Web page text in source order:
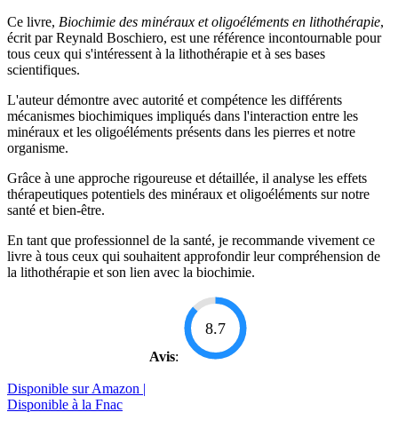
Ce livre, Biochimie des minéraux et oligoéléments en lithothérapie,
écrit par Reynald Boschiero, est une référence incontournable pour
tous ceux qui s'intéressent à la lithothérapie et à ses bases
scientifiques.
L'auteur démontre avec autorité et compétence les différents
mécanismes biochimiques impliqués dans l'interaction entre les
minéraux et les oligoéléments présents dans les pierres et notre
organisme.
Grâce à une approche rigoureuse et détaillée, il analyse les effets
thérapeutiques potentiels des minéraux et oligoéléments sur notre
santé et bien-être.
En tant que professionnel de la santé, je recommande vivement ce
livre à tous ceux qui souhaitent approfondir leur compréhension de
la lithothérapie et son lien avec la biochimie.
Avis:
8.7
Disponible sur Amazon |
Disponible à la Fnac